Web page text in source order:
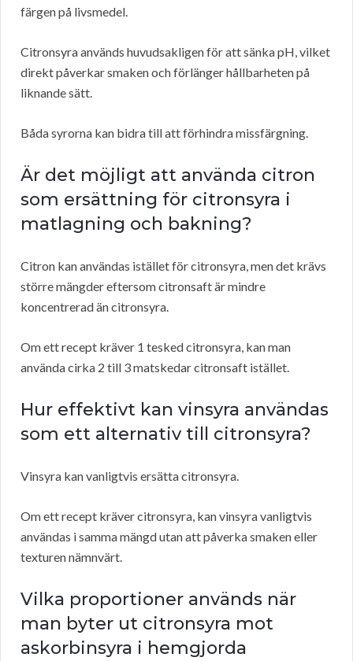
färgen på livsmedel.
Citronsyra används huvudsakligen för att sänka pH, vilket
direkt påverkar smaken och förlänger hållbarheten på
liknande sätt.
Båda syrorna kan bidra till att förhindra missfärgning.
Är det möjligt att använda citron
som ersättning för citronsyra i
matlagning och bakning?
Citron kan användas istället för citronsyra, men det krävs
större mängder eftersom citronsaft är mindre
koncentrerad än citronsyra.
Om ett recept kräver 1 tesked citronsyra, kan man
använda cirka 2 till 3 matskedar citronsaft istället.
Hur effektivt kan vinsyra användas
som ett alternativ till citronsyra?
Vinsyra kan vanligtvis ersätta citronsyra.
Om ett recept kräver citronsyra, kan vinsyra vanligtvis
användas i samma mängd utan att påverka smaken eller
texturen nämnvärt.
Vilka proportioner används när
man byter ut citronsyra mot
askorbinsyra i hemgjorda